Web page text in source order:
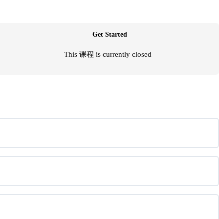
Get Started
This 课程 is currently closed